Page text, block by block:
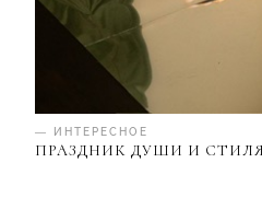
— ИНТЕРЕСНОЕ
ПРАЗДНИК ДУШИ И СТИЛЯ